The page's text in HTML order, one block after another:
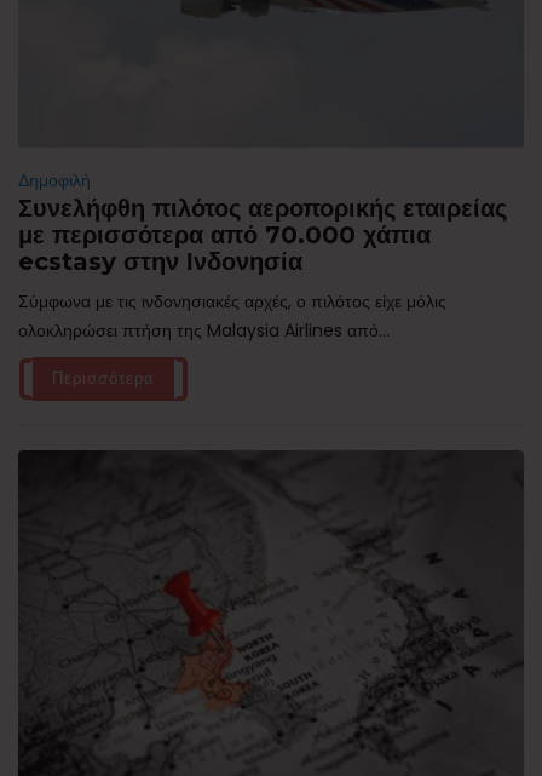
Δημοφιλή
Συνελήφθη πιλότος αεροπορικής εταιρείας
με περισσότερα από 70.000 χάπια
ecstasy στην Ινδονησία
Σύμφωνα με τις ινδονησιακές αρχές, ο πιλότος είχε μόλις
ολοκληρώσει πτήση της Malaysia Airlines από...
Περισσότερα